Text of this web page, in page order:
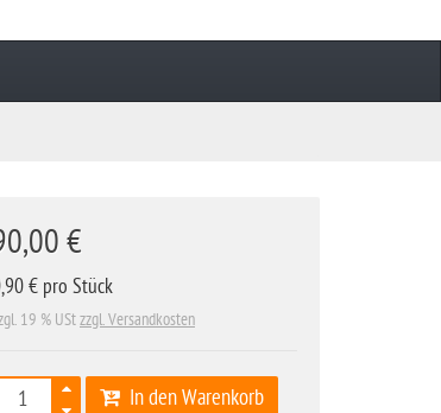
€
€ pro Stück
19 % UStzzgl. Versandkosten
In den Warenkorb